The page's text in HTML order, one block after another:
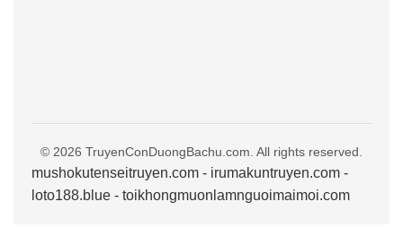
© 2026 TruyenConDuongBachu.com. All rights reserved.
mushokutenseitruyen.com - irumakuntruyen.com -
loto188.blue - toikhongmuonlamnguoimaimoi.com